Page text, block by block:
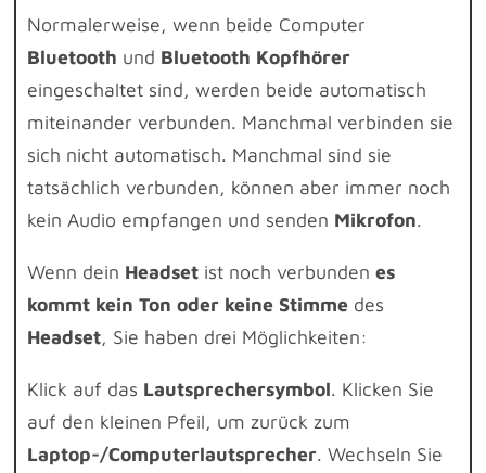
Normalerweise, wenn beide Computer
Bluetooth und Bluetooth Kopfhörer
eingeschaltet sind, werden beide automatisch
miteinander verbunden. Manchmal verbinden sie
sich nicht automatisch. Manchmal sind sie
tatsächlich verbunden, können aber immer noch
kein Audio empfangen und senden Mikrofon.
Wenn dein Headset ist noch verbundenes
kommt kein Ton oder keine Stimme des
Headset, Sie haben drei Möglichkeiten:
Klick auf das Lautsprechersymbol. Klicken Sie
auf den kleinen Pfeil, um zurück zum
Laptop-/Computerlautsprecher. Wechseln Sie